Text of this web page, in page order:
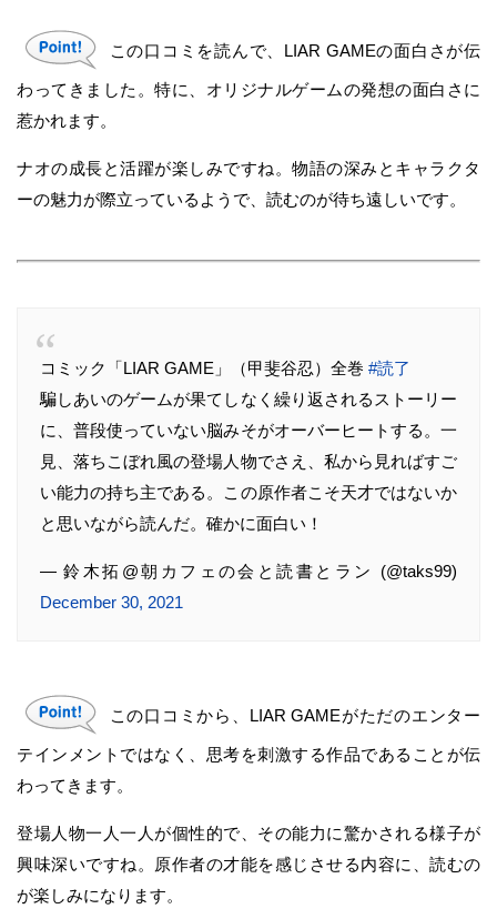
この口コミを読んで、LIAR GAMEの面白さが伝
わってきました。特に、オリジナルゲームの発想の面白さに
惹かれます。
ナオの成長と活躍が楽しみですね。物語の深みとキャラクタ
ーの魅力が際立っているようで、読むのが待ち遠しいです。
コミック「LIAR GAME」（甲斐谷忍）全巻 #読了
騙しあいのゲームが果てしなく繰り返されるストーリー
に、普段使っていない脳みそがオーバーヒートする。一
見、落ちこぼれ風の登場人物でさえ、私から見ればすご
い能力の持ち主である。この原作者こそ天才ではないか
と思いながら読んだ。確かに面白い！
— 鈴木拓@朝カフェの会と読書とラン (@taks99)
December 30, 2021
この口コミから、LIAR GAMEがただのエンター
テインメントではなく、思考を刺激する作品であることが伝
わってきます。
登場人物一人一人が個性的で、その能力に驚かされる様子が
興味深いですね。原作者の才能を感じさせる内容に、読むの
が楽しみになります。